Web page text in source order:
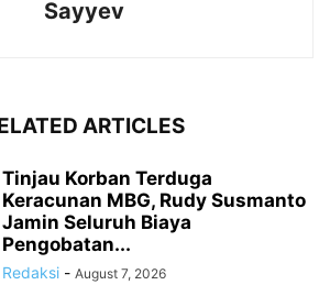
Sayyev
ARTICLES
Tinjau Korban Terduga
Keracunan MBG, Rudy Susmanto
Jamin Seluruh Biaya
Pengobatan...
Redaksi - August 7, 2026